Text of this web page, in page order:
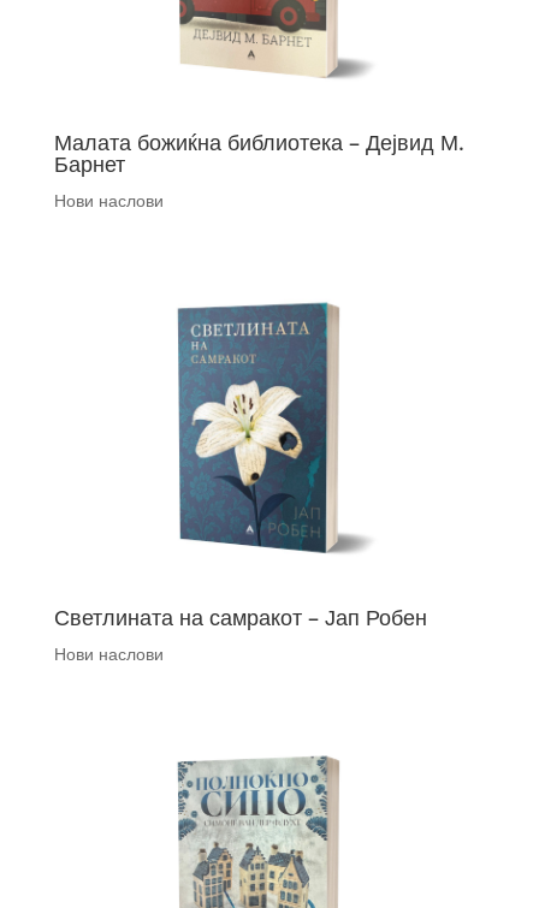
Малата божиќна библиотека – Дејвид М.
Барнет
Нови наслови
Светлината на самракот – Јап Робен
Нови наслови